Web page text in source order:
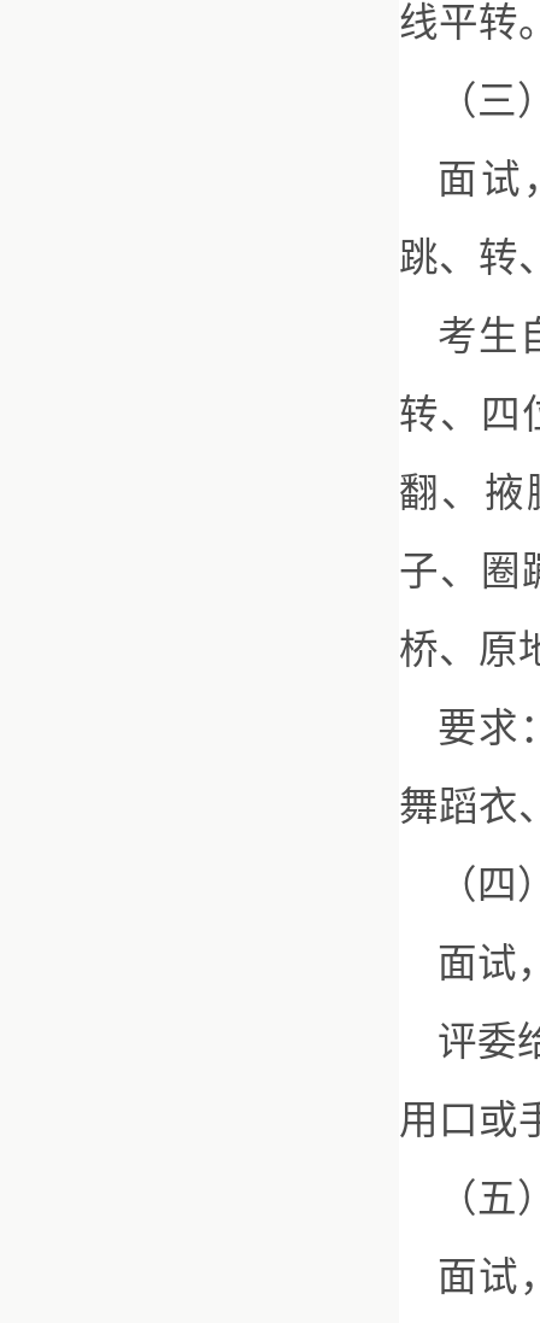
线平转
（
面试
跳、转
考生
转、四
翻、掖
子、圈
桥、原
要求
舞蹈衣
（
面试
评委
用口或
（
面试